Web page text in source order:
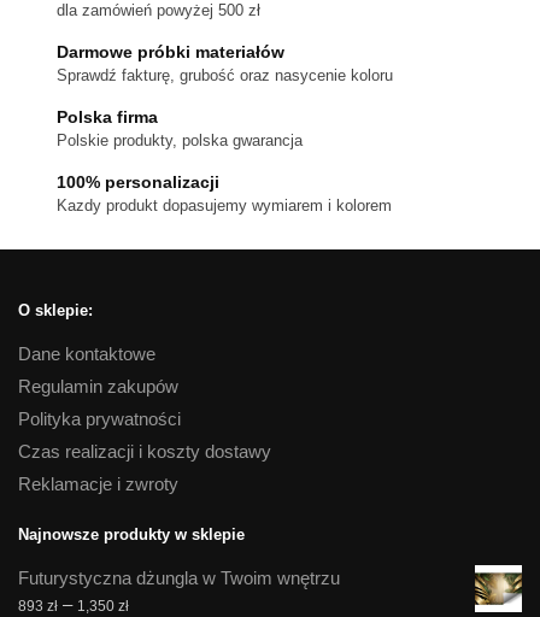
Opcje
można
wybrać
stronie
dla zamówień powyżej 500 zł
Darmowe próbki materiałów
Sprawdź fakturę, grubość oraz nasycenie koloru
Polska firma
Polskie produkty, polska gwarancja
100% personalizacji
Kazdy produkt dopasujemy wymiarem i kolorem
O sklepie:
Dane kontaktowe
Regulamin zakupów
Polityka prywatności
Czas realizacji i koszty dostawy
Reklamacje i zwroty
Najnowsze produkty w sklepie
Futurystyczna dżungla w Twoim wnętrzu
893 zł – 1,350 złZakres